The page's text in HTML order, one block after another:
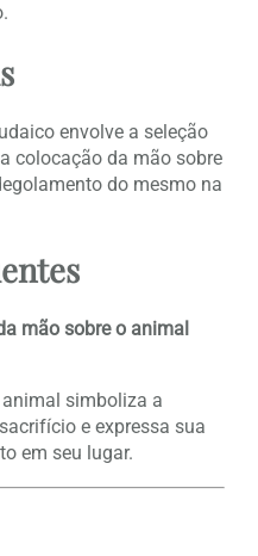
envolve a seleção
colocação da mão sobre
do mesmo na
mão sobre o animal
simboliza a
e expressa sua
em seu lugar.